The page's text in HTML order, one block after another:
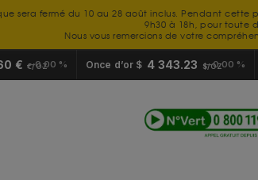
sera fermé du 10 au 28 août inclus. Pendant
9h30 à 18h, pour toute
Nous vous remercions de votre
€ €/OZ
0.00 % Once d’or $ 4 343.23 $/OZ0.00 %